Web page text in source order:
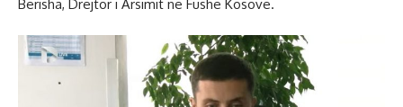
Berisha, Drejtor i Arsimit në Fushë Kosovë.